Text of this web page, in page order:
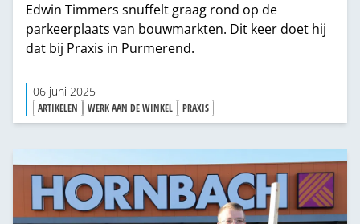
Edwin Timmers snuffelt graag rond op de
parkeerplaats van bouwmarkten. Dit keer doet hij
dat bij Praxis in Purmerend.
06 juni 2025
ARTIKELEN WERK AAN DE WINKEL PRAXIS